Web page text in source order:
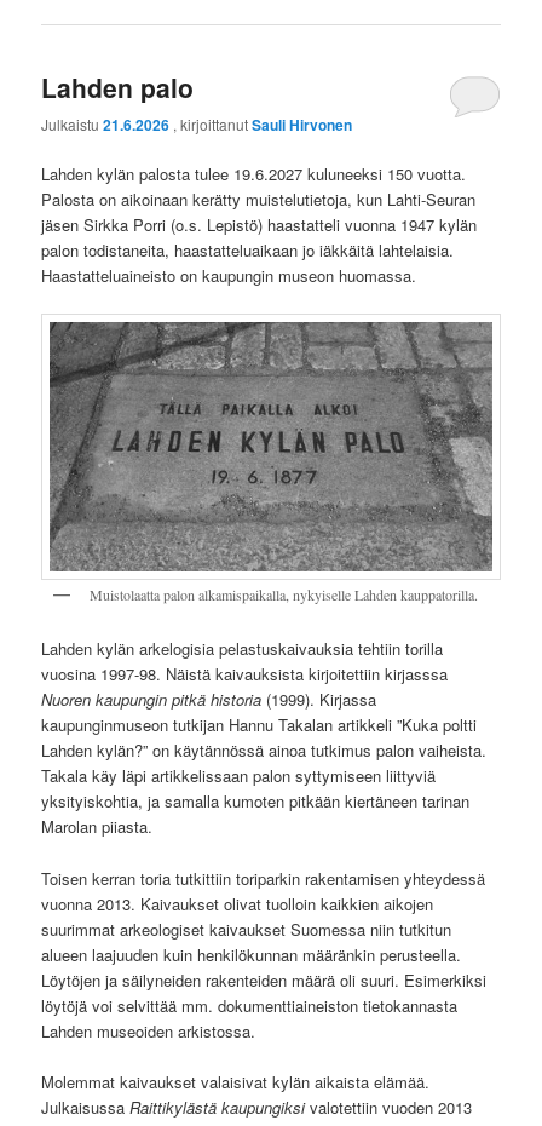
Lahden palo
Julkaistu21.6.2026 , kirjoittanutSauli Hirvonen
Lahden kylän palosta tulee 19.6.2027 kuluneeksi 150 vuotta.
Palosta on aikoinaan kerätty muistelutietoja, kun Lahti-Seuran
jäsen Sirkka Porri (o.s. Lepistö) haastatteli vuonna 1947 kylän
palon todistaneita, haastatteluaikaan jo iäkkäitä lahtelaisia.
Haastatteluaineisto on kaupungin museon huomassa.
Muistolaatta palon alkamispaikalla, nykyiselle Lahden kauppatorilla.
Lahden kylän arkelogisia pelastuskaivauksia tehtiin torilla
vuosina 1997-98. Näistä kaivauksista kirjoitettiin kirjasssa
Nuoren kaupungin pitkä historia (1999). Kirjassa
kaupunginmuseon tutkijan Hannu Takalan artikkeli ”Kuka poltti
Lahden kylän?” on käytännössä ainoa tutkimus palon vaiheista.
Takala käy läpi artikkelissaan palon syttymiseen liittyviä
yksityiskohtia, ja samalla kumoten pitkään kiertäneen tarinan
Marolan piiasta.
Toisen kerran toria tutkittiin toriparkin rakentamisen yhteydessä
vuonna 2013. Kaivaukset olivat tuolloin kaikkien aikojen
suurimmat arkeologiset kaivaukset Suomessa niin tutkitun
alueen laajuuden kuin henkilökunnan määränkin perusteella.
Löytöjen ja säilyneiden rakenteiden määrä oli suuri. Esimerkiksi
löytöjä voi selvittää mm. dokumenttiaineiston tietokannasta
Lahden museoiden arkistossa.
Molemmat kaivaukset valaisivat kylän aikaista elämää.
JulkaisussaRaittikylästä kaupungiksivalotettiin vuoden 2013